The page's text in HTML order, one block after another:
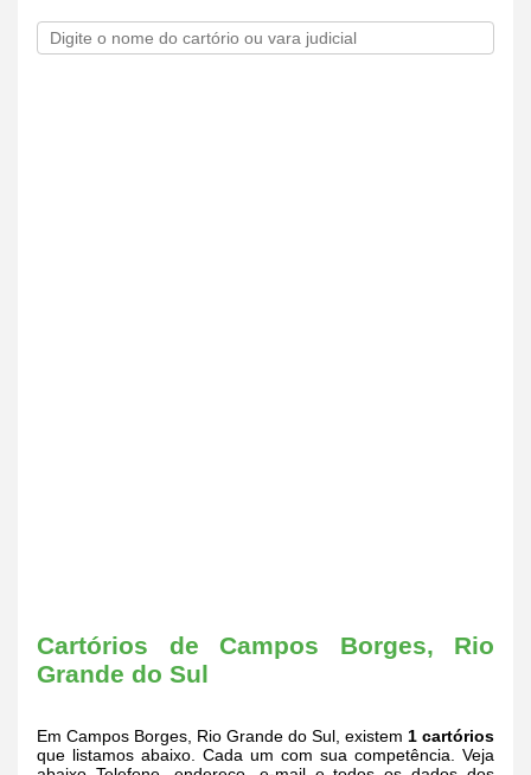
Cartórios de Campos Borges, Rio
Grande do Sul
Em Campos Borges, Rio Grande do Sul, existem 1 cartórios
que listamos abaixo. Cada um com sua competência. Veja